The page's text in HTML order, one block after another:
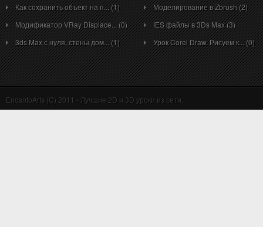
Как сохранить объект на п... (1)
Модификатор VRay Displace... (0)
3ds Max с нуля, стены дом... (1)
Моделирование в Zbrush (2)
IES файлы в 3Ds Max (3)
Урок Corel Draw. Рисуем к... (0)
EncantoArts (C) 2011 - Лучшие 2D и 3D уроки из сети.